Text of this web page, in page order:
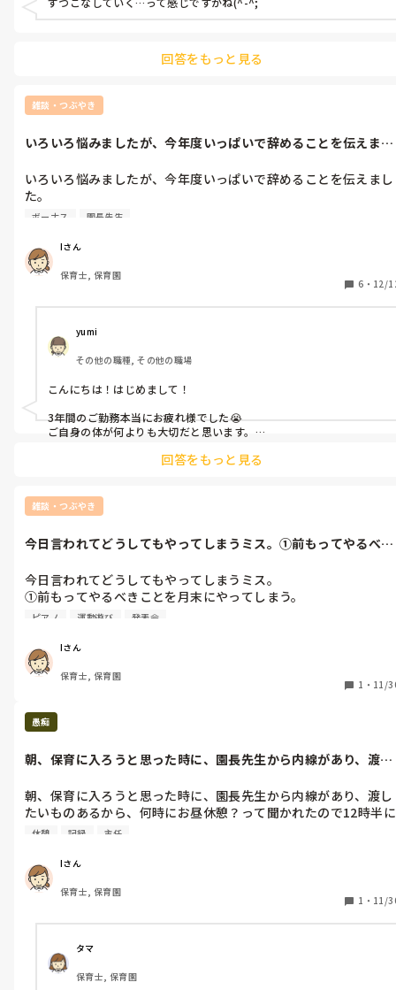
回答をもっと見る
雑談・つぶやき
いろいろ悩みましたが、今年度いっぱいで辞めることを伝えまし
いろいろ悩みましたが、今年度いっぱいで辞めることを伝えまし
た。
直接じゃうまく話せないので園長先生に手紙を書き、
やっぱ自分の体が大事だと感じました。
精神的にきてたんです。。3年目になって肌感合わないって気付
きました。次は合う所あれば良いなと思います。
ボーナス 園長先生
Iさん
保育士, 保育園
6 ・ 12/
yumi
その他の職種, その他の職場
こんにちは！はじめまして！
3年間のご勤務本当にお疲れ様でした😭
ご自身の体が何よりも大切だと思います。
つぎは質問者にとって良い職場に巡り会えるといいですね。
回答をもっと見る
雑談・つぶやき
今日言われてどうしてもやってしまうミス。①前もってやるべき
今日言われてどうしてもやってしまうミス。
①前もってやるべきことを月末にやってしまう。
②クリスマス発表会に向けてピアノを弾くにもかかわらず、間違
今日、リトミックの先生に見ていただいたのに、成果出せず。
そして、子どもたちのためにピアノをやめるかどうかみんなで話
し合ってねと言われる。
最後のメールで、
自分の中で色々と整理し、
上司:何度も言うようですが、もう明日から１2月です。何をいつ
までに終わらせるか？まだできませんか？
毎月、○○終わった？と確認しなくてはできませんか？
どうしてあげたらいいのか私も分からなくなってきました。
ごめんなさい。
とメールが返ってきました。
もう今の園にもご迷惑かけてしまうので、辞めようと思っていま
す。
ピアノ 運動遊び 発表会
Iさん
保育士, 保育園
1 ・ 11/
愚痴
朝、保育に入ろうと思った時に、園長先生から内線があり、渡し
朝、保育に入ろうと思った時に、園長先生から内線があり、渡し
たいものあるから、何時にお昼休憩？って聞かれたので12時半に
は降りますとお伝えしたら、12時半にきてね。と言われたんで
12時半には行ったものの、ドアを開ける前に(廊下で)お客さんと
お話ししてる様子が伺えたので、やめたんです。
でも、園長先生から保育園の主任の先生に催促あって、12時半か
ら何かなかった？って言われたので、園長先生から用事がありま
した。と言って園長先生のところ行ってみたら、
次は園長先生自身の席に座ってお客さんとお話ししていたので、
おそるおそる伺ってみると、12時半に何かあったでしょ？忘れて
たの？と言われました。行ったのですが、お客さんと話している
休憩 記録 主任
Iさん
保育士, 保育園
1 ・ 11/
タマ
保育士, 保育園